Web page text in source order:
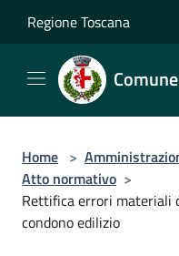
Regione Toscana
Home >
Atto normativo >
Rettifica errori materiali
condono edilizio